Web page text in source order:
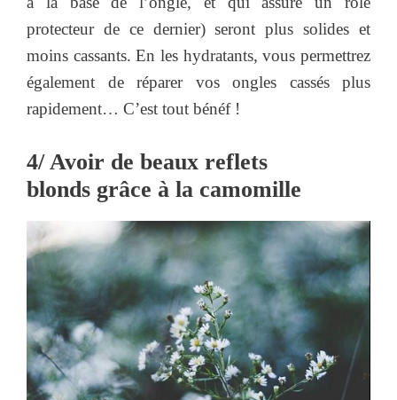
protecteur de ce dernier) seront plus solides et
moins cassants. En les hydratants, vous permettrez
également de réparer vos ongles cassés plus
rapidement… C’est tout bénéf !
4/ Avoir de beaux reflets
blonds grâce à la camomille